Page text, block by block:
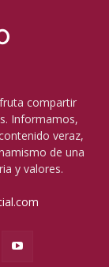
compartir
Informamos,
veraz,
de una
y valores.